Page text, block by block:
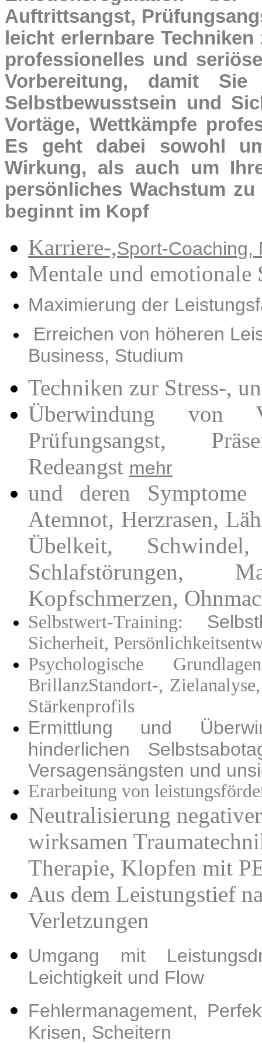
Auftrittsangst,
leicht erlernbare
professionelles und
Vorbereitung, damit Sie
Selbstbewusstsein und
Vortäge, Wettkämpfe
Es geht dabei sowohl
Wirkung, als auch um
persönliches Wachstum
beginnt im Kopf
Karriere-,Sport-Coaching,
Mentale und emotionale
Maximierung der
Erreichen von höheren
Business, Studium
Techniken zur Stress-,
Überwindung von
Prüfungsangst,
Redeangst mehr
und deren Symptome
Atemnot, Herzrasen,
Übelkeit,
Schlafstörungen,
Kopfschmerzen,
Selbstwert-Training:
Sicherheit,
Psychologische
BrillanzStandort-,
Stärkenprofils
Ermittlung und
hinderlichen
Versagensängsten und
Erarbeitung von
Neutralisierung
wirksamen
Therapie, Klopfen mit
Aus dem Leistungstief
Verletzungen
Umgang mit
Leichtigkeit und Flow
Fehlermanagement,
Krisen, Scheitern